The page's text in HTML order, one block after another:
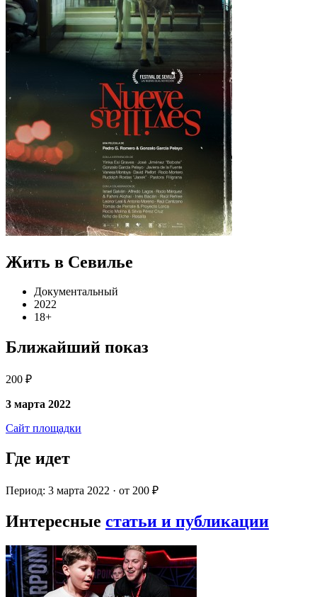
Жить в Севилье
Документальный
2022
18+
Ближайший показ
200 ₽
3 марта 2022
Сайт площадки
Где идет
Период: 3 марта 2022 · от 200 ₽
Интересные статьи и публикации